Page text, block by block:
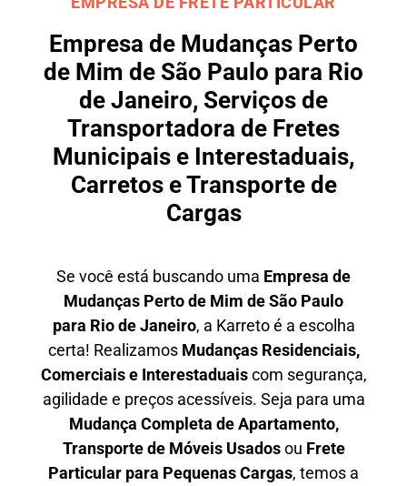
Empresa de Mudanças Perto
de Mim de São Paulo para Rio
de Janeiro, Serviços de
Transportadora de Fretes
Municipais e Interestaduais,
Carretos e Transporte de
Cargas
Se você está buscando uma Empresa de
Mudanças Perto de Mim de São Paulo
para Rio de Janeiro, a Karreto é a escolha
certa! Realizamos Mudanças Residenciais,
Comerciais e Interestaduaiscom segurança,
agilidade e preços acessíveis. Seja para uma
Mudança Completa de Apartamento,
Transporte de Móveis Usadosou Frete
Particular para Pequenas Cargas, temos a